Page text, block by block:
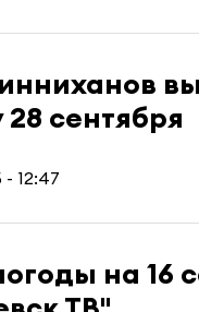
28 сентября
- 12:47
на 16